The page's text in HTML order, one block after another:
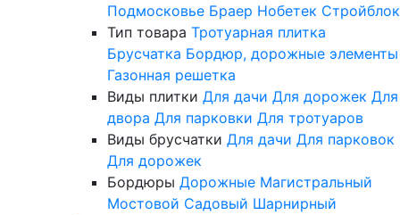
Подмосковье Браер Нобетек Стройблок
Тип товара Тротуарная плитка
Брусчатка Бордюр, дорожные элементы
Газонная решетка
Виды плитки Для дачи Для дорожек Для
двора Для парковки Для тротуаров
Виды брусчатки Для дачи Для парковок
Для дорожек
Бордюры Дорожные Магистральный
Мостовой Садовый Шарнирный